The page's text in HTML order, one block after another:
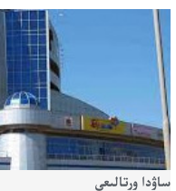
ساۋدا ورتالىعى